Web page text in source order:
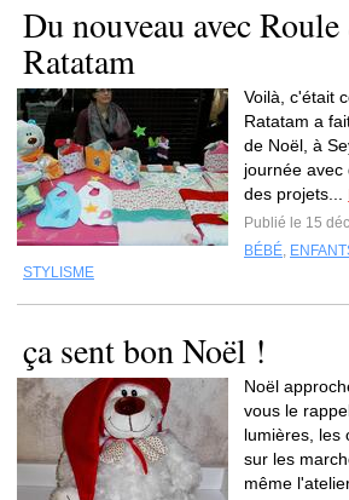
Du nouveau avec
Ratatam
Voilà, c'était
Ratatam a
de Noël, à
journée avec
des projets...
Publié le 15
BÉBÉ,
STYLISME
ça sent bon Noël !
Noël
vous le
lumières, les
sur les
même